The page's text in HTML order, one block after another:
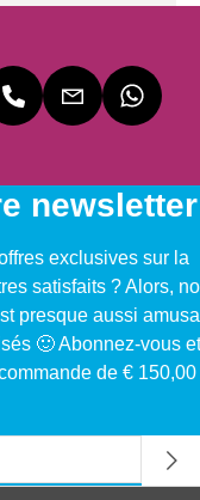
newsletter
exclusives sur la
satisfaits ? Alors,
presque aussi
🙂 Abonnez-vous et
de € 150,00